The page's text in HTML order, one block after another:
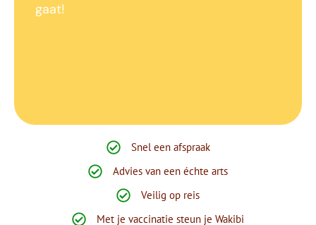
gaat!
Snel een afspraak
Advies van een échte arts
Veilig op reis
Met je vaccinatie steun je Wakibi